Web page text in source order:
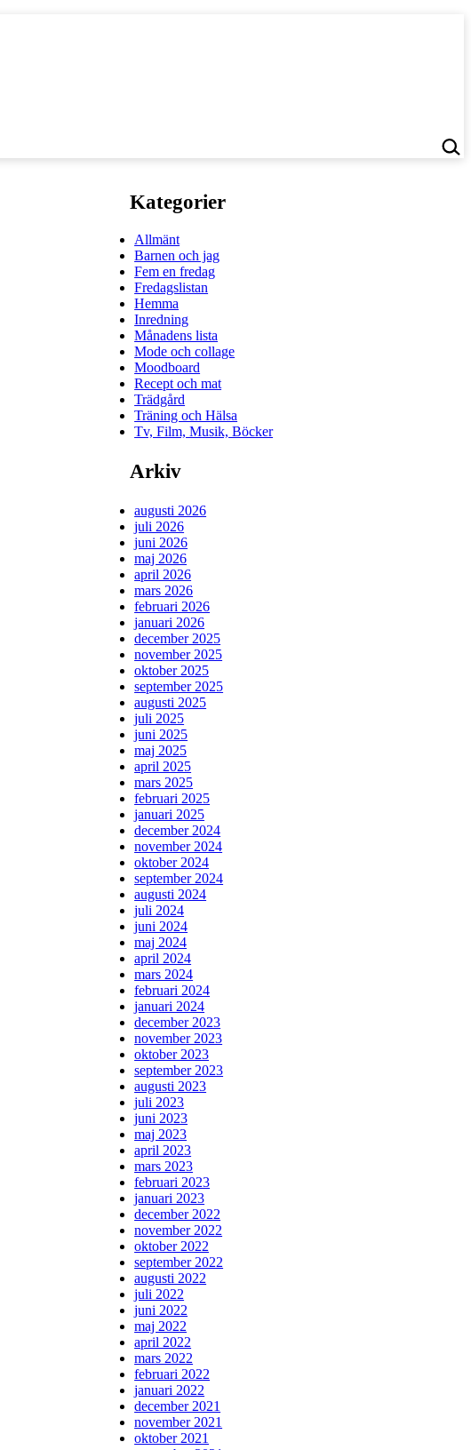
Kategorier
Allmänt
Barnen och jag
Fem en fredag
Fredagslistan
Hemma
Inredning
Månadens lista
Mode och collage
Moodboard
Recept och mat
Trädgård
Träning och Hälsa
Tv, Film, Musik, Böcker
Arkiv
augusti 2026
juli 2026
juni 2026
maj 2026
april 2026
mars 2026
februari 2026
januari 2026
december 2025
november 2025
oktober 2025
september 2025
augusti 2025
juli 2025
juni 2025
maj 2025
april 2025
mars 2025
februari 2025
januari 2025
december 2024
november 2024
oktober 2024
september 2024
augusti 2024
juli 2024
juni 2024
maj 2024
april 2024
mars 2024
februari 2024
januari 2024
december 2023
november 2023
oktober 2023
september 2023
augusti 2023
juli 2023
juni 2023
maj 2023
april 2023
mars 2023
februari 2023
januari 2023
december 2022
november 2022
oktober 2022
september 2022
augusti 2022
juli 2022
juni 2022
maj 2022
april 2022
mars 2022
februari 2022
januari 2022
december 2021
november 2021
oktober 2021